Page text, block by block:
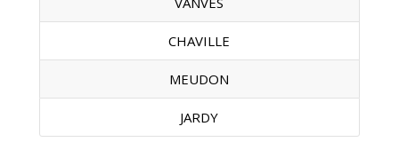
CHAVILLE
MEUDON
JARDY